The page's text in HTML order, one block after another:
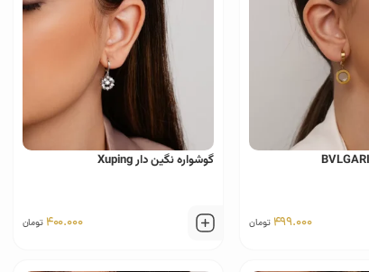
499.000 تومان
گوشواره نگین دار Xuping
400.000 تومان